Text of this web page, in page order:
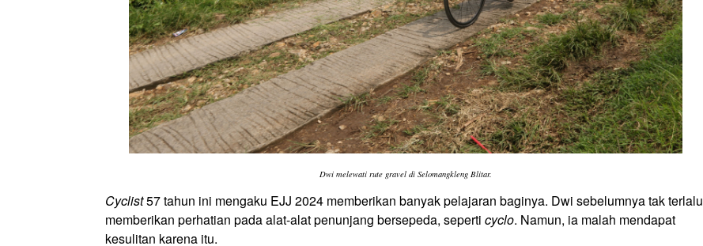
Dwi melewati rute gravel di Selomangkleng Blitar.
Cyclist57 tahun ini mengaku EJJ 2024 memberikan banyak pelajaran baginya. Dwi sebelumnya tak terlalu
memberikan perhatian pada alat-alat penunjang bersepeda, seperti cyclo. Namun, ia malah mendapat
kesulitan karena itu.